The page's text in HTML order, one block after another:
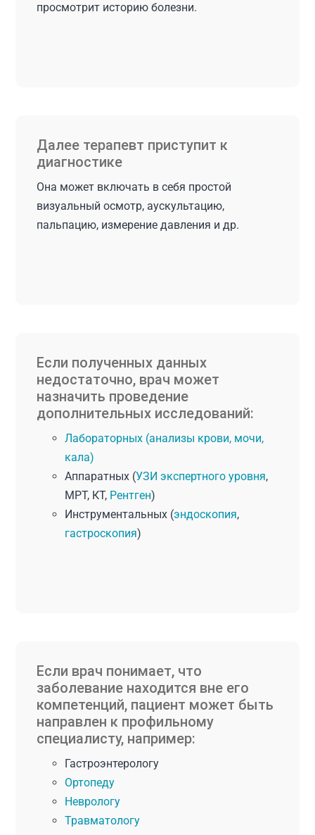
просмотрит историю болезни.
Далее терапевт приступит к
диагностике
Она может включать в себя простой
визуальный осмотр, аускультацию,
пальпацию, измерение давления и др.
Если полученных данных
недостаточно, врач может
назначить проведение
дополнительных исследований:
Лабораторных (анализы крови, мочи,
кала)
Аппаратных (УЗИ экспертного уровня,
МРТ, КТ, Рентген)
Инструментальных (эндоскопия,
гастроскопия)
Если врач понимает, что
заболевание находится вне его
компетенций, пациент может быть
направлен к профильному
специалисту, например:
Гастроэнтерологу
Ортопеду
Неврологу
Травматологу